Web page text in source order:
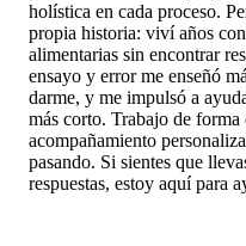
holística en cada proceso.
propia historia: viví años
alimentarias sin encontrar
ensayo y error me enseñó
darme, y me impulsó a
más corto. Trabajo de
acompañamiento
pasando. Si sientes que
respuestas, estoy aquí para